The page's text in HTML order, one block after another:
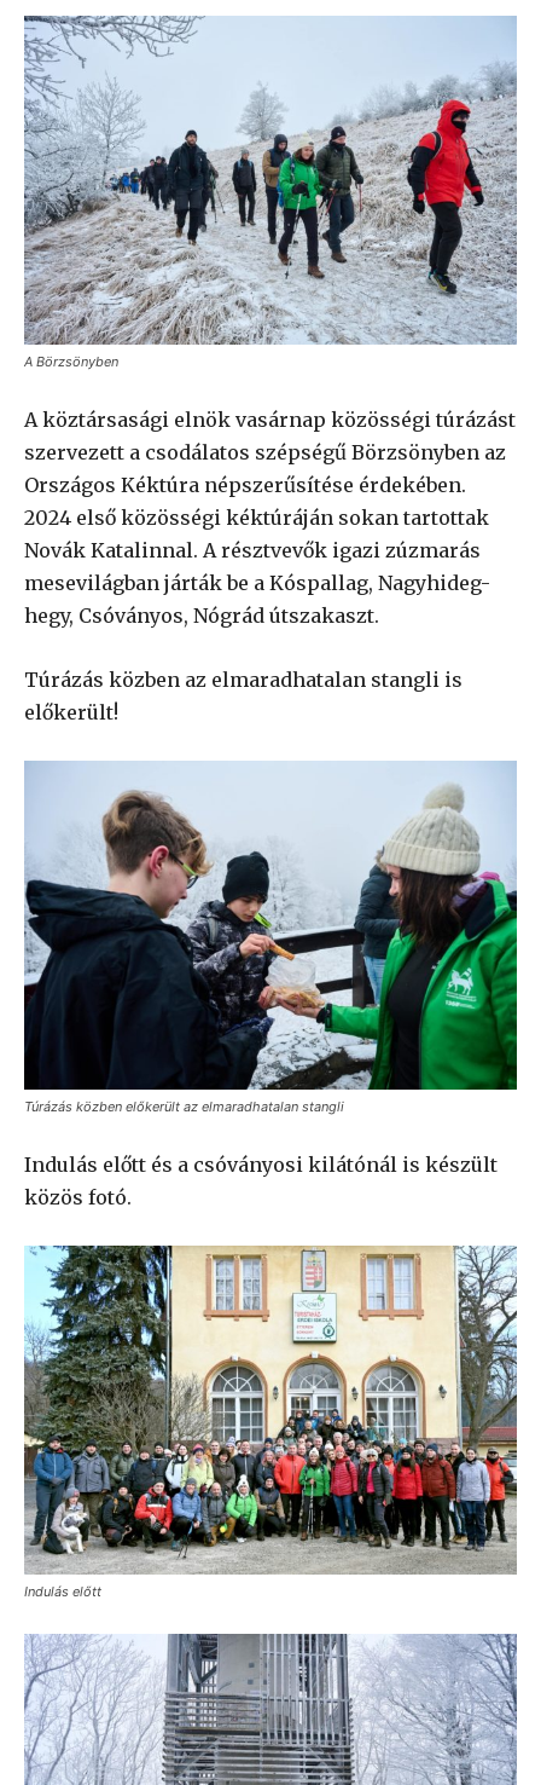
A Börzsönyben
A köztársasági elnök vasárnap közösségi túrázást
szervezett a csodálatos szépségű Börzsönyben az
Országos Kéktúra népszerűsítése érdekében.
2024 első közösségi kéktúráján sokan tartottak
Novák Katalinnal. A résztvevők igazi zúzmarás
mesevilágban járták be a Kóspallag, Nagyhideg-
hegy, Csóványos, Nógrád útszakaszt.
Túrázás közben az elmaradhatalan stangli is
előkerült!
Túrázás közben előkerült az elmaradhatalan stangli
Indulás előtt és a csóványosi kilátónál is készült
közös fotó.
Indulás előtt